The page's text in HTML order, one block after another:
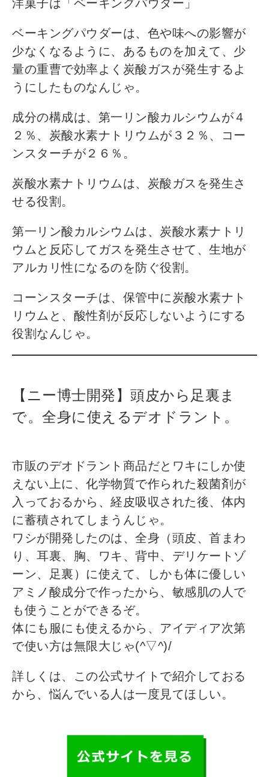
洋菓子は「ベーキングパウダー」
ベーキングパウダーは、色や味への影響が
少なくなるように、あるものを加えて、少
量の重曹で効率よく炭酸ガスが発生するよ
うにしたものなんじゃ。
成分の構成は、第一リン酸カルシウムが４
２％、炭酸水素ナトリウムが３２％、コー
ンスターチが２６％。
炭酸水素ナトリウムは、炭酸ガスを発生さ
せる役割。
第一リン酸カルシウムは、炭酸水素ナトリ
ウムと反応してガスを発生させて、生地が
アルカリ性になるのを防ぐ役割。
コーンスターチは、保管中に炭酸水素ナト
リウムと、酸性剤が反応しないようにする
役割なんじゃ。
【ニー博士開発】頭皮から足裏ま
で。全身に使えるデオドラント。
市販のデオドラント商品だとワキにしか使
えない上に、化学物質で作られた殺菌剤が
入っておるから、経皮吸収された後、体内
に蓄積されてしまうんじゃ。
ワシが開発したのは、全身（頭皮、首まわ
り、耳裏、胸、ワキ、背中、デリケートゾ
ーン、足裏）に使えて、しかも体に優しい
アミノ酸成分で作ったから、敏感肌の人で
も使うことができるぞ。
体にも服にも使えるから、アイディア次第
で使い方は無限大じゃ(^▽^)/
詳しくは、この公式サイトで紹介しておる
から、悩んでいる人は一度見てほしい。